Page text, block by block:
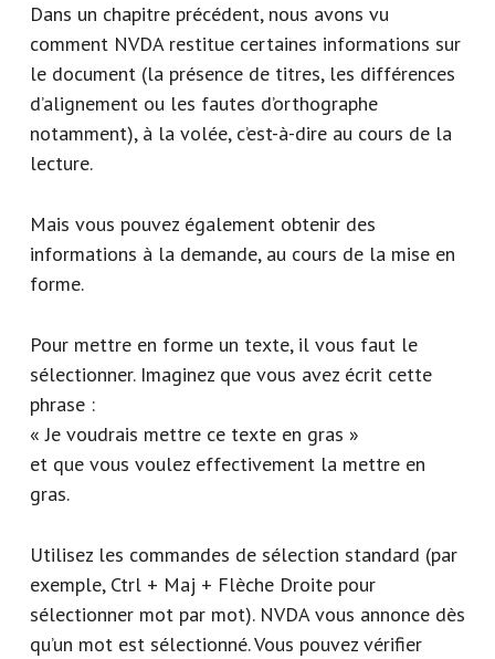
Dans un chapitre précédent, nous avons vu
comment NVDA restitue certaines informations sur
le document (la présence de titres, les différences
d’alignement ou les fautes d’orthographe
notamment), à la volée, c’est-à-dire au cours de la
lecture.
Mais vous pouvez également obtenir des
informations à la demande, au cours de la mise en
forme.
Pour mettre en forme un texte, il vous faut le
sélectionner. Imaginez que vous avez écrit cette
phrase :
« Je voudrais mettre ce texte en gras »
et que vous voulez effectivement la mettre en
gras.
Utilisez les commandes de sélection standard (par
exemple, Ctrl + Maj + Flèche Droite pour
sélectionner mot par mot). NVDA vous annonce dès
qu’un mot est sélectionné. Vous pouvez vérifier